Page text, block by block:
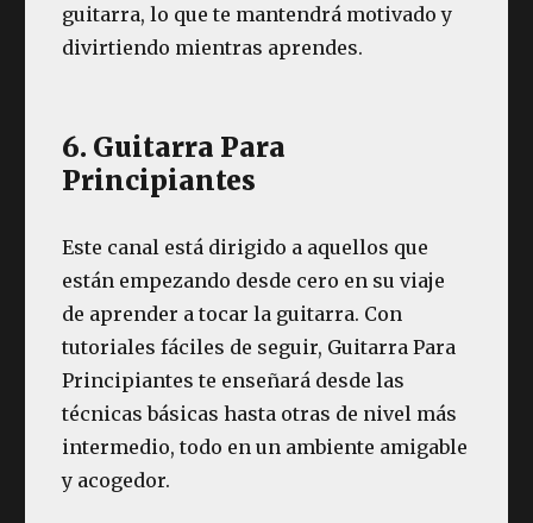
guitarra, lo que te mantendrá motivado y
divirtiendo mientras aprendes.
6. Guitarra Para
Principiantes
Este canal está dirigido a aquellos que
están empezando desde cero en su viaje
de aprender a tocar la guitarra. Con
tutoriales fáciles de seguir, Guitarra Para
Principiantes te enseñará desde las
técnicas básicas hasta otras de nivel más
intermedio, todo en un ambiente amigable
y acogedor.